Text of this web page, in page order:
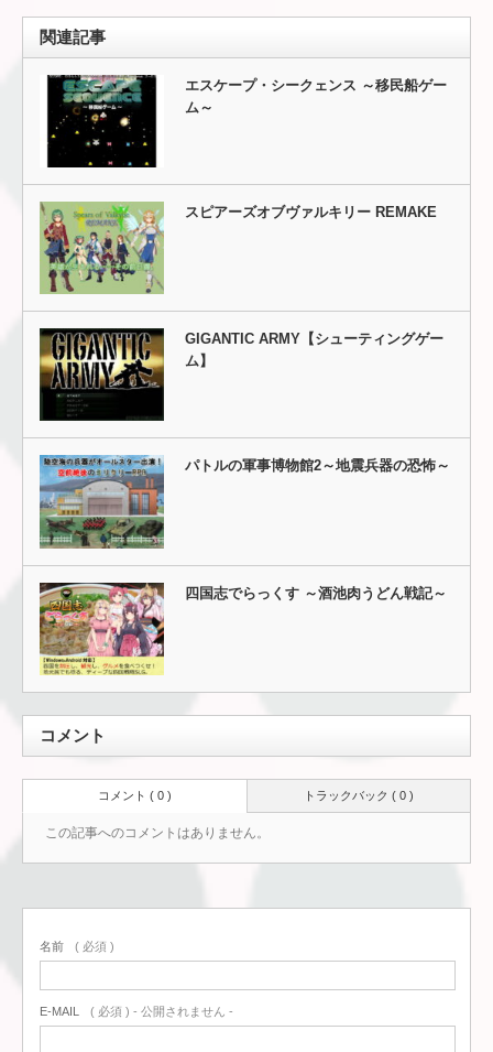
関連記事
エスケープ・シークェンス ～移民船ゲー
ム～
スピアーズオブヴァルキリー REMAKE
GIGANTIC ARMY【シューティングゲー
ム】
パトルの軍事博物館2～地震兵器の恐怖～
四国志でらっくす ～酒池肉うどん戦記～
コメント
トラックバック ( 0 )
コメント ( 0 )
この記事へのコメントはありません。
名前 ( 必須 )
E-MAIL ( 必須 ) - 公開されません -